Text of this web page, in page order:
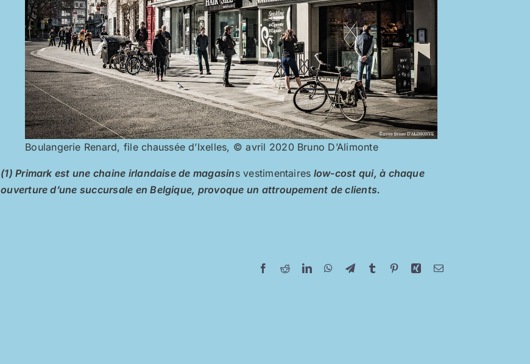
Boulangerie Renard, file chaussée d’Ixelles, © avril 2020 Bruno D’Alimonte
(1) Primark est une chaine irlandaise de magasins vestimentaires low-cost qui, à chaque
ouverture d’une succursale en Belgique, provoque un attroupement de clients.